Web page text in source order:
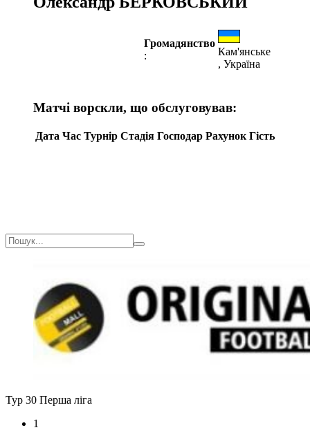
Громадянство
:
Кам'янське
, Україна
Матчі ворскли, що обслуговував:
Дата Час Турнір Стадія Господар Рахунок Гість
Тур 30 Перша ліга
1